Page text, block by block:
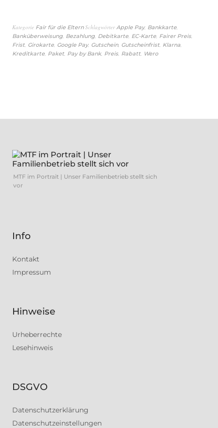
Kategorie Fair für die Eltern Schlagwörter Apple Pay, Bankkarte
Banküberweisung Bezahlung Debitkarte EC-Karte Fairer Preis
Frist Girokarte Google Pay, Gutschein, Gutscheinfrist Klarna
Kreditkarte Paket Pay by Bank, Preis Rabatt Wero
MTF im Portrait | Unser Familienbetrieb stellt sich
vor
Info
Kontakt
Impressum
Hinweise
Urheberrechte
Lesehinweis
DSGVO
Datenschutzerklärung
Datenschutzeinstellungen